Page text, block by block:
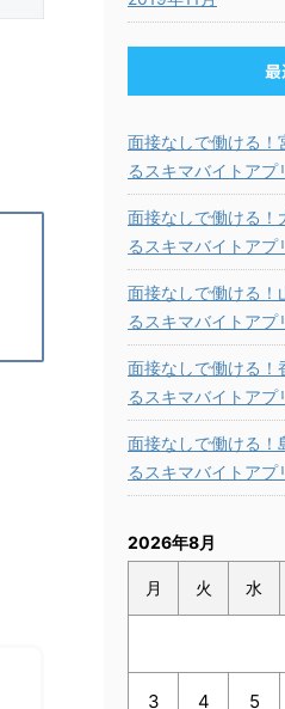
面接なしで働ける！
るスキマバイトアプ
面接なしで働ける！
るスキマバイトアプ
面接なしで働ける！
るスキマバイトアプ
面接なしで働ける！
るスキマバイトアプ
面接なしで働ける！
るスキマバイトアプ
2026年8月
月 火 水
3 4 5